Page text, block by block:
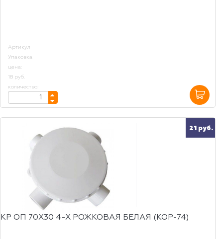
Артикул
Упаковка
цена:
18 руб.
количество:
21 руб.
КР ОП 70Х30 4-Х РОЖКОВАЯ БЕЛАЯ (КОР-74)